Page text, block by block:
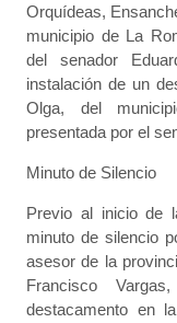
Orquídeas,
municipio de La
del senador
instalación de un
Olga, del
presentada por el
Minuto de Silencio
Previo al inicio de
minuto de silencio
asesor de la
Francisco
destacamento en